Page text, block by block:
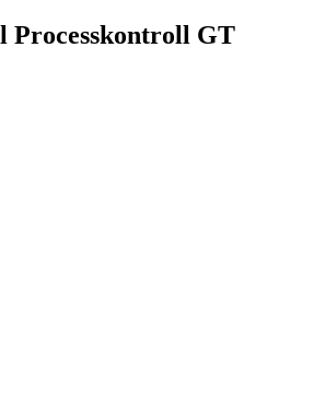
Processkontroll GT